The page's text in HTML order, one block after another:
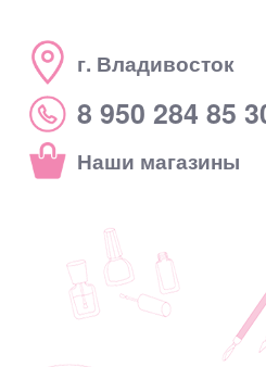
г. Владивосток
8 950 284 85
Наши магазины